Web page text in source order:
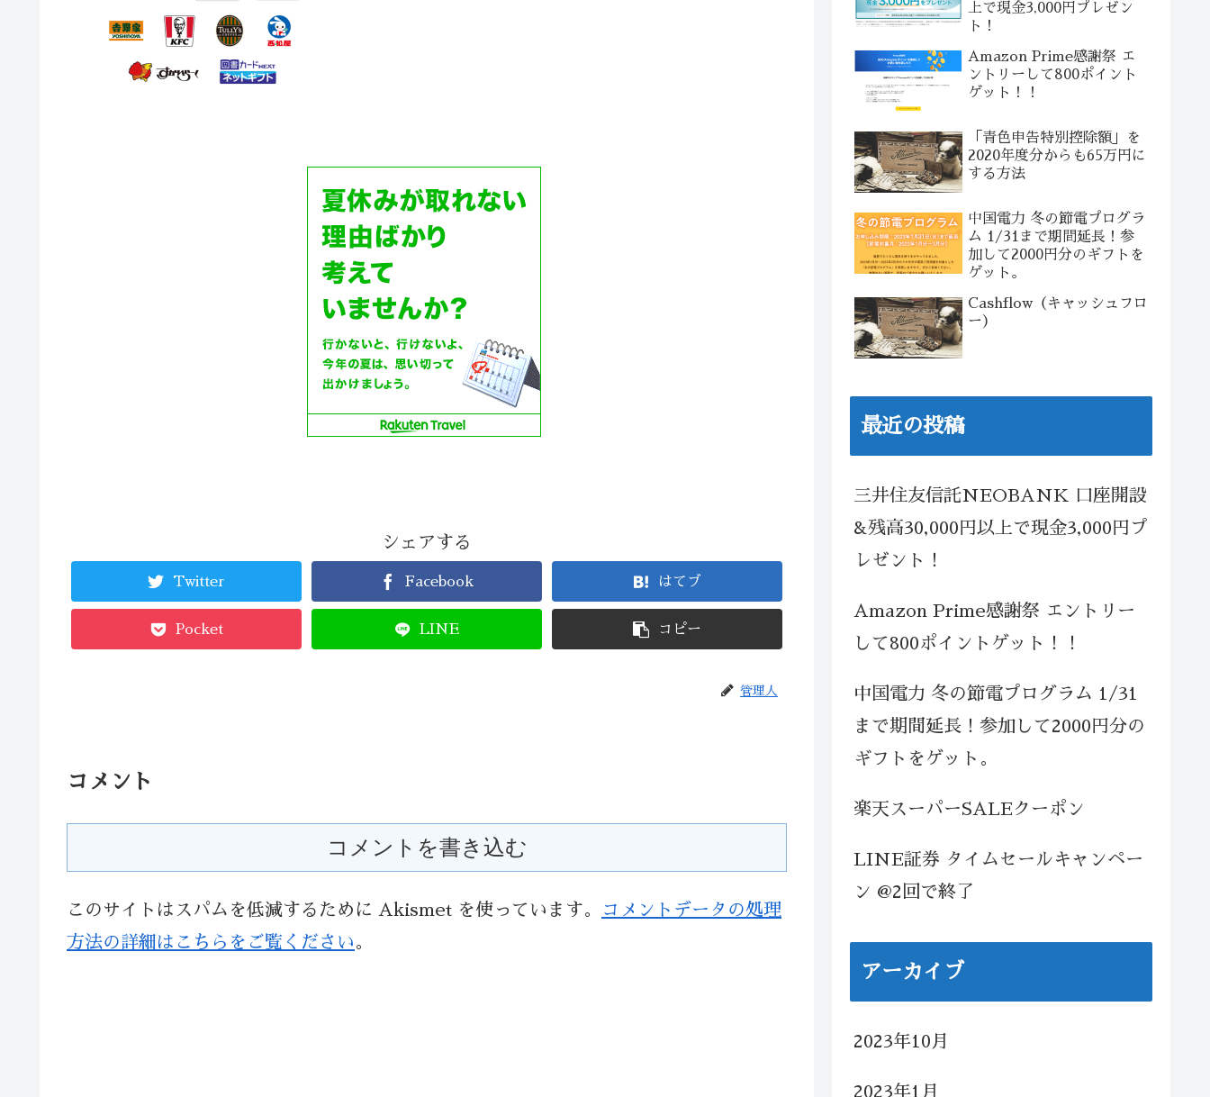
シェアする
Twitter Facebook はてブ
Pocket LINE コピー
管理人
コメント
コメントを書き込む
このサイトはスパムを低減するために Akismet を使っています。
コメントデータの処理
方法の詳細はこちらをご覧ください 。
上で現金3,000円プレゼン
ト！
Amazon Prime感謝祭 エ
ントリーして800ポイント
ゲット！！
「青色申告特別控除額」を
2020年度分からも65万円に
する方法
中国電力 冬の節電プログラ
ム 1/31まで期間延長！参
加して2000円分のギフトを
ゲット。
Cashflow（キャッシュフロ
ー）
最近の投稿
三井住友信託NEOBANK 口座開設
&残高30,000円以上で現金3,000円プ
レゼント！
Amazon Prime感謝祭 エントリー
して800ポイントゲット！！
中国電力 冬の節電プログラム 1/31
まで期間延長！参加して2000円分の
ギフトをゲット。
楽天スーパーSALEクーポン
LINE証券 タイムセールキャンペー
ン @2回で終了
アーカイブ
2023年10月
2023年1月